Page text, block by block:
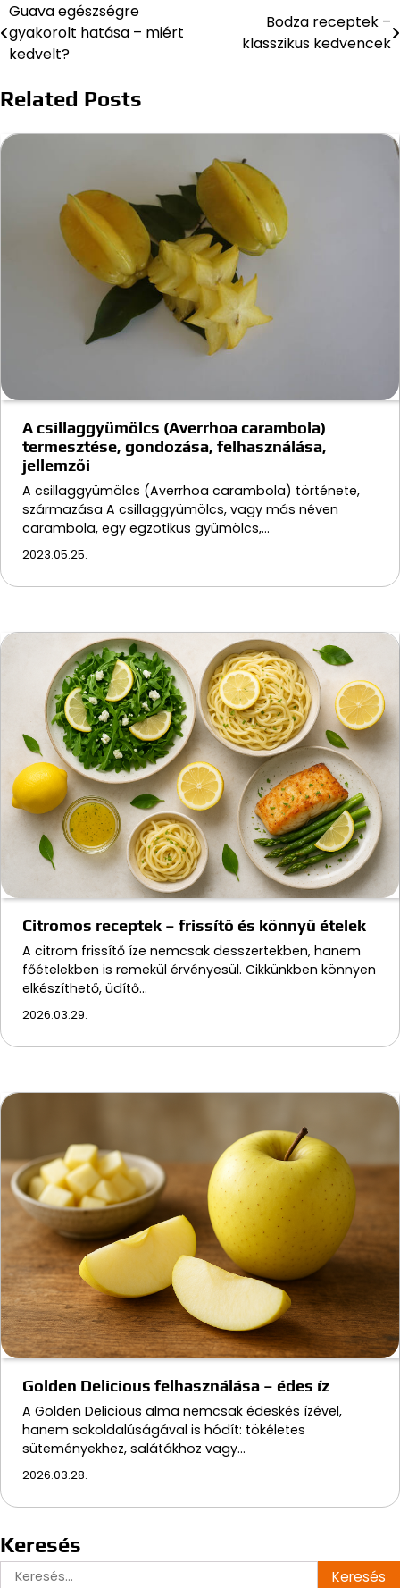
Bejegyzés
navigáció
Guava egészségre
gyakorolt hatása – miért
kedvelt?
Bodza receptek –
klasszikus kedvencek
Related Posts
A csillaggyümölcs (Averrhoa carambola)
termesztése, gondozása, felhasználása,
jellemzői
A csillaggyümölcs (Averrhoa carambola) története,
származása A csillaggyümölcs, vagy más néven
carambola, egy egzotikus gyümölcs,…
2023.05.25.
Citromos receptek – frissítő és könnyű ételek
A citrom frissítő íze nemcsak desszertekben, hanem
főételekben is remekül érvényesül. Cikkünkben könnyen
elkészíthető, üdítő…
2026.03.29.
Golden Delicious felhasználása – édes íz
A Golden Delicious alma nemcsak édeskés ízével,
hanem sokoldalúságával is hódít: tökéletes
süteményekhez, salátákhoz vagy…
2026.03.28.
Keresés
Keresés: